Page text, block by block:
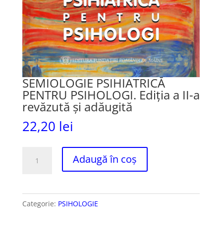
SEMIOLOGIE PSIHIATRICĂ
PENTRU PSIHOLOGI. Ediția a II-a
revăzută și adăugită
22,20 lei
SEMIOLOGIE
PENTRU
PSIHOLOGI.
Adaugă în coș
Categorie: PSIHOLOGIE